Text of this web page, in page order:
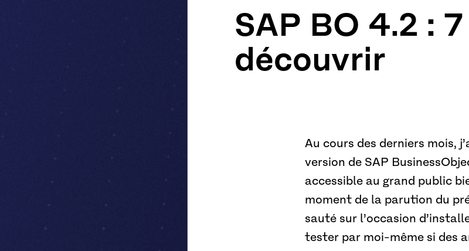
SAP BO 4.2 :
découvrir
Au cours des derniers mois,
version de SAP
accessible au grand public
moment de la parution du
sauté sur l’occasion
tester par moi-même si des